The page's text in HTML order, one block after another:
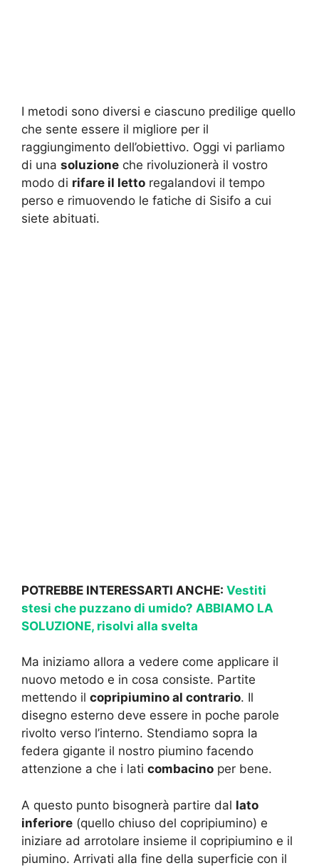
I metodi sono diversi e ciascuno predilige quello
che sente essere il migliore per il
raggiungimento dell’obiettivo. Oggi vi parliamo
di una soluzione che rivoluzionerà il vostro
modo di rifare il letto regalandovi il tempo
perso e rimuovendo le fatiche di Sisifo a cui
siete abituati.
POTREBBE INTERESSARTI ANCHE: Vestiti
stesi che puzzano di umido? ABBIAMO LA
SOLUZIONE, risolvi alla svelta
Ma iniziamo allora a vedere come applicare il
nuovo metodo e in cosa consiste. Partite
mettendo il copripiumino al contrario. Il
disegno esterno deve essere in poche parole
rivolto verso l’interno. Stendiamo sopra la
federa gigante il nostro piumino facendo
attenzione a che i lati combacino per bene.
A questo punto bisognerà partire dal lato
inferiore (quello chiuso del copripiumino) e
iniziare ad arrotolare insieme il copripiumino e il
piumino. Arrivati alla fine della superficie con il